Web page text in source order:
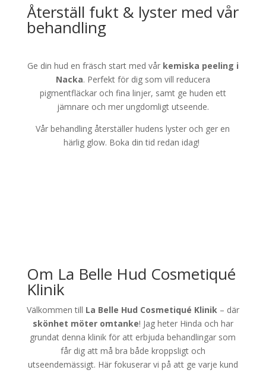
Återställ fukt & lyster med vår
behandling
Ge din hud en fräsch start med vår kemiska peeling i
Nacka. Perfekt för dig som vill reducera
pigmentfläckar och fina linjer, samt ge huden ett
jämnare och mer ungdomligt utseende.
Vår behandling återställer hudens lyster och ger en
härlig glow. Boka din tid redan idag!
Om La Belle Hud Cosmetiqué
Klinik
Välkommen till La Belle Hud Cosmetiqué Klinik– där
skönhet möter omtanke! Jag heter Hinda och har
grundat denna klinik för att erbjuda behandlingar som
får dig att må bra både kroppsligt och
utseendemässigt. Här fokuserar vi på att ge varje kund